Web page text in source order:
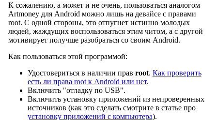
К сожалению, а может и не очень, пользоваться аналогом
Artmoney для Android можно лишь на девайсе с правами
root. С одной стороны, это отпугнет истинно молодых
людей, жаждущих воспользоваться этим читом, а с другой
мотивирует получше разобраться со своим Android.
Как пользоваться этой программой:
Удостовериться в наличии прав root. Как проверить
есть ли права root к Android или нет.
Включить "отладку по USB".
Включить установку приложений из непроверенных
источников (как это сделать смотрите в статье про
установку приложений с компьютера).